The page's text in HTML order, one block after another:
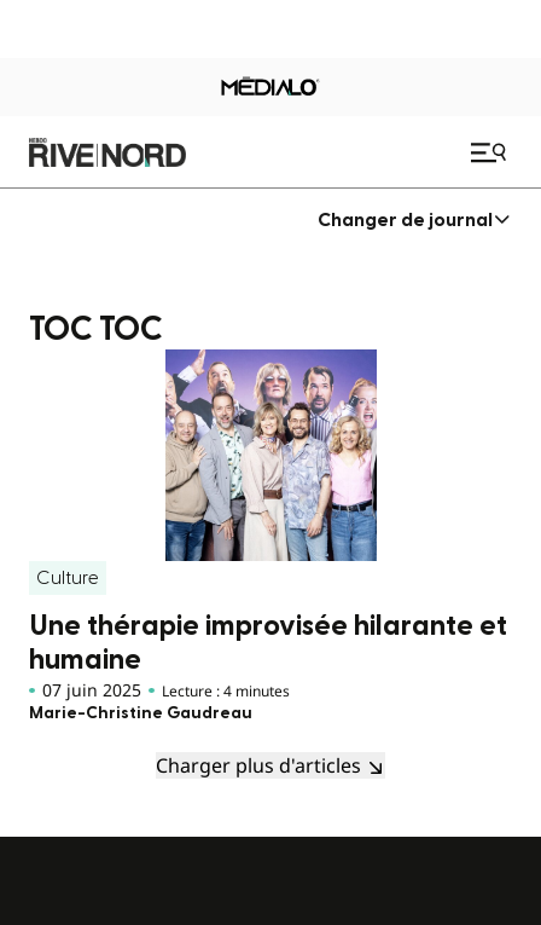
Changer de journal
TOC TOC
Culture
Une thérapie improvisée hilarante et
humaine
07 juin 2025 Lecture : 4 minutes
Marie-Christine Gaudreau
Charger plus d'articles